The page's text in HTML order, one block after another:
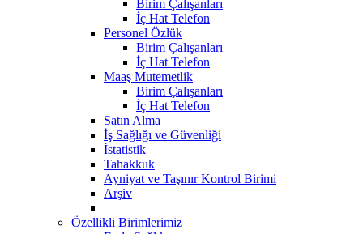
Birim Çalışanları
İç Hat Telefon
Personel Özlük
Birim Çalışanları
İç Hat Telefon
Maaş Mutemetlik
Birim Çalışanları
İç Hat Telefon
Satın Alma
İş Sağlığı ve Güvenliği
İstatistik
Tahakkuk
Ayniyat ve Taşınır Kontrol Birimi
Arşiv
Özellikli Birimlerimiz